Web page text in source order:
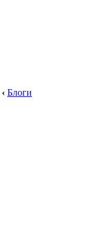
‹ Блоги